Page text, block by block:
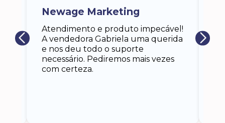
Atendimento e produto impecável!
A vendedora Gabriela uma querida
e nos deu todo o suporte
necessário. Pediremos mais vezes
com certeza.
Newage Marketing